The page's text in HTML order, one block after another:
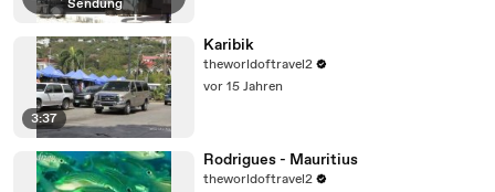
Sendung
3:37
Karibik
theworldoftravel2
vor 15 Jahren
Rodrigues - Mauritius
theworldoftravel2